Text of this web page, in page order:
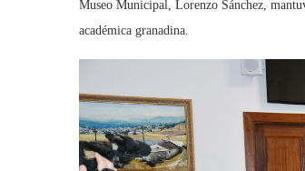
Museo Municipal, Lorenzo Sánchez,
académica granadina.